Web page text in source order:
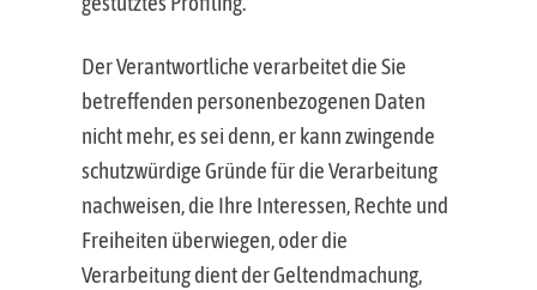
Der Verantwortliche verarbeitet die Sie
betreffenden personenbezogenen Daten
nicht mehr, es sei denn, er kann zwingende
schutzwürdige Gründe für die Verarbeitung
nachweisen, die Ihre Interessen, Rechte und
Freiheiten überwiegen, oder die
Verarbeitung dient der Geltendmachung,